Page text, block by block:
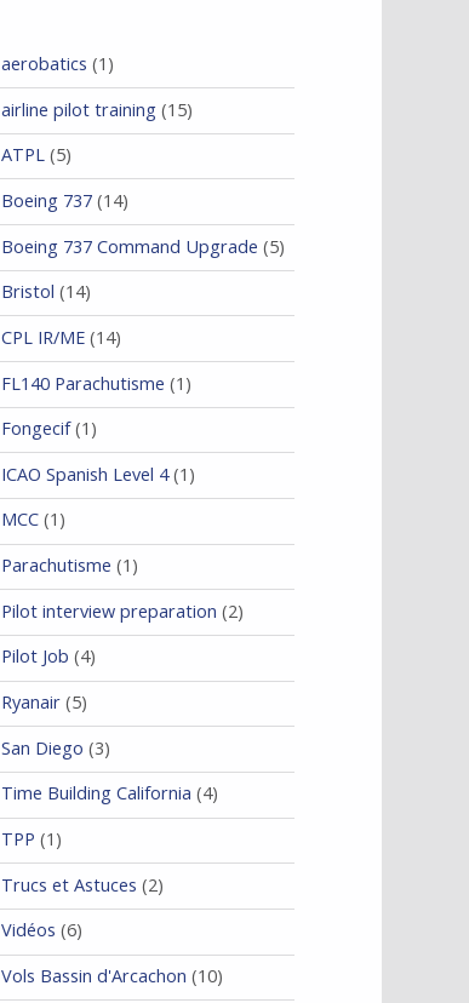
aerobatics (1)
airline pilot training (15)
ATPL (5)
Boeing 737 (14)
Boeing 737 Command Upgrade (5)
Bristol (14)
CPL IR/ME (14)
FL140 Parachutisme (1)
Fongecif(1)
ICAO Spanish Level 4(1)
MCC (1)
Parachutisme (1)
Pilot interview preparation (2)
Pilot Job (4)
Ryanair (5)
San Diego (3)
Time Building California (4)
TPP (1)
Trucs et Astuces (2)
Vidéos (6)
Vols Bassin d'Arcachon (10)